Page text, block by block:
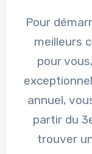
Pour
meilleurs
pour
annuel,
partir du
trouver